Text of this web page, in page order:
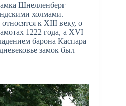
Шнелленберг
холмами.
к XIII веку, о
1222 года, а XVI
барона Каспара
замок был